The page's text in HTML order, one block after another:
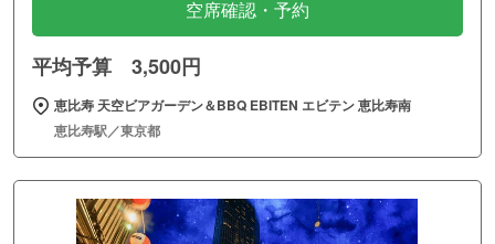
空席確認・予約
平均予算 3,500円
恵比寿 天空ビアガーデン＆BBQ EBITEN エビテン 恵比寿南
恵比寿駅／東京都